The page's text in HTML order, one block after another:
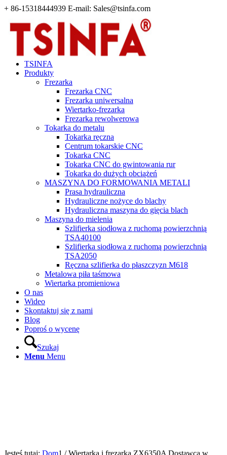
+ 86-15318444939 E-mail: Sales@tsinfa.com
TSINFA
Produkty
Frezarka
Frezarka CNC
Frezarka uniwersalna
Wiertarko-frezarka
Frezarka rewolwerowa
Tokarka do metalu
Tokarka ręczna
Centrum tokarskie CNC
Tokarka CNC
Tokarka CNC do gwintowania rur
Tokarka do dużych obciążeń
MASZYNA DO FORMOWANIA METALI
Prasa hydrauliczna
Hydrauliczne nożyce do blachy
Hydrauliczna maszyna do gięcia blach
Maszyna do mielenia
Szlifierka siodłowa z ruchomą powierzchnią
TSA40100
Szlifierka siodłowa z ruchomą powierzchnią
TSA2050
Ręczna szlifierka do płaszczyzn M618
Metalowa piła taśmowa
Wiertarka promieniowa
O nas
Wideo
Skontaktuj się z nami
Blog
Poproś o wycenę
Szukaj
Menu Menu
Jesteś tutaj: Dom1 / Wiertarka i frezarka ZX6350A Dostawca w